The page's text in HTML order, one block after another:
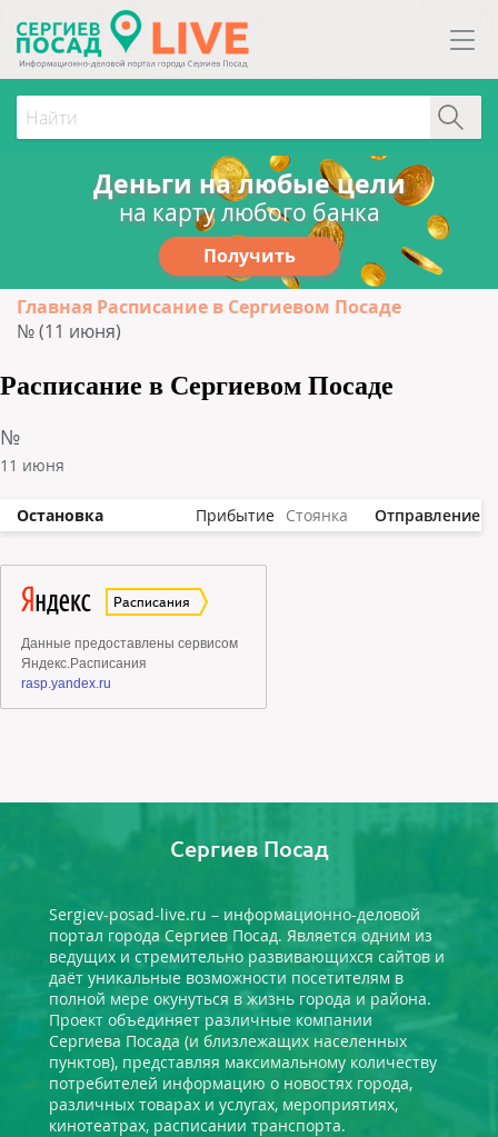
Деньги на любые цели
на карту любого банка
Получить
Главная Расписание в Сергиевом Посаде
№ (11 июня)
Расписание в Сергиевом Посаде
№
11 июня
Остановка Прибытие Стоянка Отправление
Сергиев Посад
Sergiev-posad-live.ru – информационно-деловой
портал города Сергиев Посад. Является одним из
ведущих и стремительно развивающихся сайтов и
даёт уникальные возможности посетителям в
полной мере окунуться в жизнь города и района.
Проект объединяет различные компании
Сергиева Посада (и близлежащих населенных
пунктов), представляя максимальному количеству
потребителей информацию о новостях города,
различных товарах и услугах, мероприятиях,
кинотеатрах, расписании транспорта.